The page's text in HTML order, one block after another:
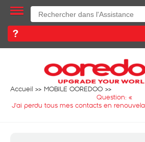
Accueil
MOBILE OOREDOO
Question: «
J'ai perdu tous mes contacts en